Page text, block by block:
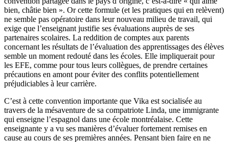
bien, châtie bien ». Or cette formule (et les pratiques qui en relèvent)
ne semble pas opératoire dans leur nouveau milieu de travail, qui
exige que l’enseignant justifie ses évaluations auprès de ses
partenaires scolaires. La reddition de comptes aux parents
concernant les résultats de l’évaluation des apprentissages des élèves
semble un moment redouté dans les écoles. Elle impliquerait pour
les EFE, comme pour tous leurs collègues, de prendre certaines
précautions en amont pour éviter des conflits potentiellement
préjudiciables à leur carrière.
C’est à cette convention importante que Vika est socialisée au
travers de la mésaventure de sa compatriote Linda, une immigrante
qui enseigne l’espagnol dans une école montréalaise. Cette
enseignante y a vu ses manières d’évaluer fortement remises en
cause au cours de ses premières années. Pensant bien faire en ne